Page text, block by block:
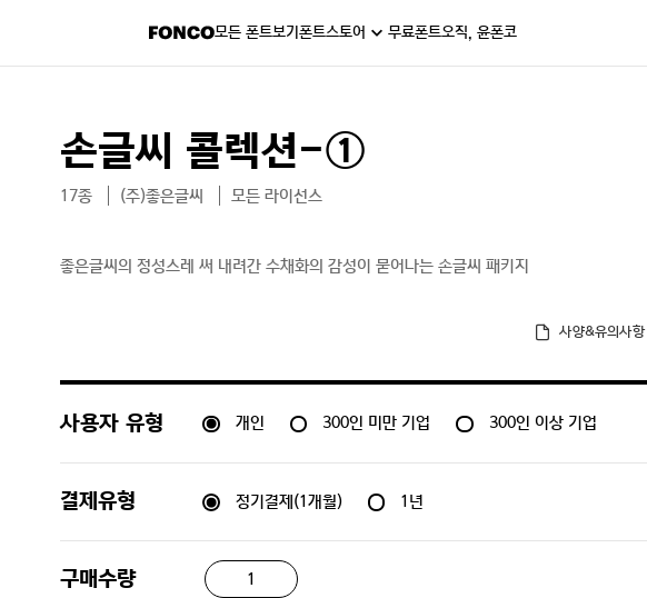
모든 폰트보기폰트스토어 무료폰트오직, 윤폰코
손글씨 콜렉션-①
17종 (주)좋은글씨 모든 라이선스
좋은글씨의 정성스레 써 내려간 수채화의 감성이 묻어나는 손글씨 패키지
사양&유의사항
사용자 유형 개인 300인 미만 기업 300인 이상 기업
결제유형 정기결제(1개월) 1년
구매수량